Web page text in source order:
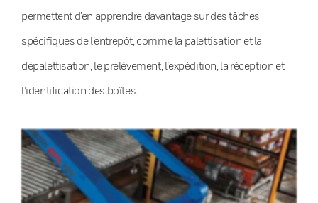
permettent d’en apprendre davantage sur des tâches
spécifiques de l’entrepôt, comme la palettisation et la
dépalettisation, le prélèvement, l’expédition, la réception et
l’identification des boîtes.